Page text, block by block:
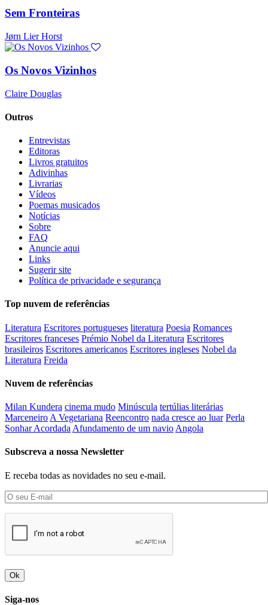
Sem Fronteiras
Jørn Lier Horst
Os Novos Vizinhos
Claire Douglas
Outros
Entrevistas
Editoras
Livros gratuitos
Adivinhas
Livrarias
Vídeos
Poemas musicados
Notícias
Sobre
FAQ
Anuncie aqui
Links
Sugerir site
Política de privacidade e segurança
Top nuvem de referências
Literatura Escritores portugueses literatura Poesia Romances
Escritores franceses Prémio Nobel da Literatura Escritores
brasileiros Escritores americanos Escritores ingleses Nobel da
Literatura Freida
Nuvem de referências
Milan Kundera cinema mudo Minúscula tertúlias literárias
Marceneiro A Vegetariana Reencontro nada cresce ao luar Perla
Sonhar Acordada Afundamento de um navio Angola
Subscreva a nossa Newsletter
E receba todas as novidades no seu e-mail.
Ok
Siga-nos